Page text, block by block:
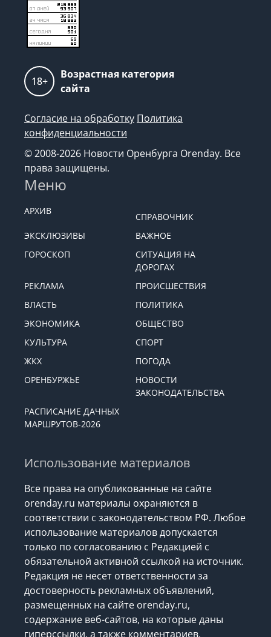
18+
Возрастная категория
сайта
Согласие на обработку Политика
конфиденциальности
© 2008-2026 Новости Оренбурга Orenday. Все
права защищены.
Меню
АРХИВ
СПРАВОЧНИК
ЭКСКЛЮЗИВЫ
ВАЖНОЕ
ГОРОСКОП
СИТУАЦИЯ НА
ДОРОГАХ
РЕКЛАМА
ПРОИСШЕСТВИЯ
ВЛАСТЬ
ПОЛИТИКА
ЭКОНОМИКА
ОБЩЕСТВО
КУЛЬТУРА
СПОРТ
ЖКХ
ПОГОДА
ОРЕНБУРЖЬЕ
НОВОСТИ
ЗАКОНОДАТЕЛЬСТВА
РАСПИСАНИЕ ДАЧНЫХ
МАРШРУТОВ-2026
Использование материалов
Все права на опубликованные на сайте
orenday.ru материалы охраняются в
соответствии с законодательством РФ. Любое
использование материалов допускается
только по согласованию с Редакцией с
обязательной активной ссылкой на источник.
Редакция не несет ответственности за
достоверность рекламных объявлений,
размещенных на сайте orenday.ru,
содержание веб-сайтов, на которые даны
гиперссылки, а также комментариев.